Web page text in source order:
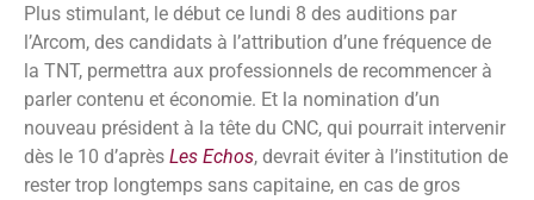
Plus stimulant, le début ce lundi 8 des auditions par
l’Arcom, des candidats à l’attribution d’une fréquence de
la TNT, permettra aux professionnels de recommencer à
parler contenu et économie. Et la nomination d’un
nouveau président à la tête du CNC, qui pourrait intervenir
dès le 10 d’après Les Echos, devrait éviter à l’institution de
rester trop longtemps sans capitaine, en cas de gros